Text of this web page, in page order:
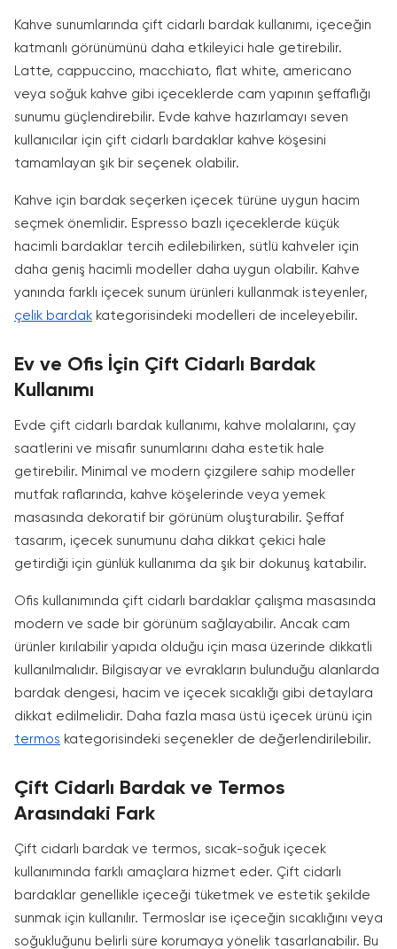
Kahve sunumlarında çift cidarlı bardak kullanımı, içeceğin
katmanlı görünümünü daha etkileyici hale getirebilir.
Latte, cappuccino, macchiato, flat white, americano
veya soğuk kahve gibi içeceklerde cam yapının şeffaflığı
sunumu güçlendirebilir. Evde kahve hazırlamayı seven
kullanıcılar için çift cidarlı bardaklar kahve köşesini
tamamlayan şık bir seçenek olabilir.
Kahve için bardak seçerken içecek türüne uygun hacim
seçmek önemlidir. Espresso bazlı içeceklerde küçük
hacimli bardaklar tercih edilebilirken, sütlü kahveler için
daha geniş hacimli modeller daha uygun olabilir. Kahve
yanında farklı içecek sunum ürünleri kullanmak isteyenler,
çelik bardak kategorisindeki modelleri de inceleyebilir.
Ev ve Ofis İçin Çift Cidarlı Bardak
Kullanımı
Evde çift cidarlı bardak kullanımı, kahve molalarını, çay
saatlerini ve misafir sunumlarını daha estetik hale
getirebilir. Minimal ve modern çizgilere sahip modeller
mutfak raflarında, kahve köşelerinde veya yemek
masasında dekoratif bir görünüm oluşturabilir. Şeffaf
tasarım, içecek sunumunu daha dikkat çekici hale
getirdiği için günlük kullanıma da şık bir dokunuş katabilir.
Ofis kullanımında çift cidarlı bardaklar çalışma masasında
modern ve sade bir görünüm sağlayabilir. Ancak cam
ürünler kırılabilir yapıda olduğu için masa üzerinde dikkatli
kullanılmalıdır. Bilgisayar ve evrakların bulunduğu alanlarda
bardak dengesi, hacim ve içecek sıcaklığı gibi detaylara
dikkat edilmelidir. Daha fazla masa üstü içecek ürünü için
termos kategorisindeki seçenekler de değerlendirilebilir.
Çift Cidarlı Bardak ve Termos
Arasındaki Fark
Çift cidarlı bardak ve termos, sıcak-soğuk içecek
kullanımında farklı amaçlara hizmet eder. Çift cidarlı
bardaklar genellikle içeceği tüketmek ve estetik şekilde
sunmak için kullanılır. Termoslar ise içeceğin sıcaklığını veya
soğukluğunu belirli süre korumaya yönelik tasarlanabilir. Bu